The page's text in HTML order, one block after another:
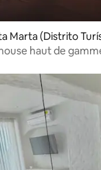
Marta (Distrito
haut de